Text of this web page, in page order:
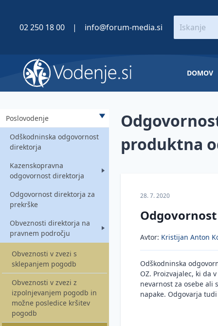
02 250 18 00 | info@forum-media.si
DOMOV
Poslovodenje
Odškodninska odgovornost
direktorja
Kazenskopravna
odgovornost direktorja
Predpostavke kazenske
odgovornosti direktorja
Opis najbolj tipičnih
kaznivih dejanj zoper
gospodarstvo, za katera
lahko odgovarja direktor
Odgovornost direktorja za
prekrške
Obveznosti direktorja na
pravnem področju
Obveznosti v zvezi s
sklepanjem pogodb
Obveznosti v zvezi z
izpolnjevanjem pogodb in
možne posledice kršitev
pogodb
produktna
28. 7. 2020
Avtor: Kristijan Anton
Odškodninska
OZ. Proizvajalec, ki da
nevarnost za osebe ali
napake. Odgovarja